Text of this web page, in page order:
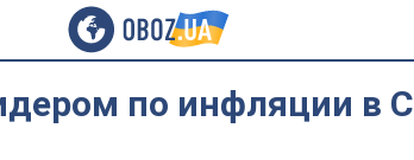
по инфляции в